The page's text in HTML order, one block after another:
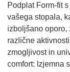
Podplat Form-fit
vašega stopala,
izboljšano oporo,
različne
zmogljivost in
comfort: Izjemna